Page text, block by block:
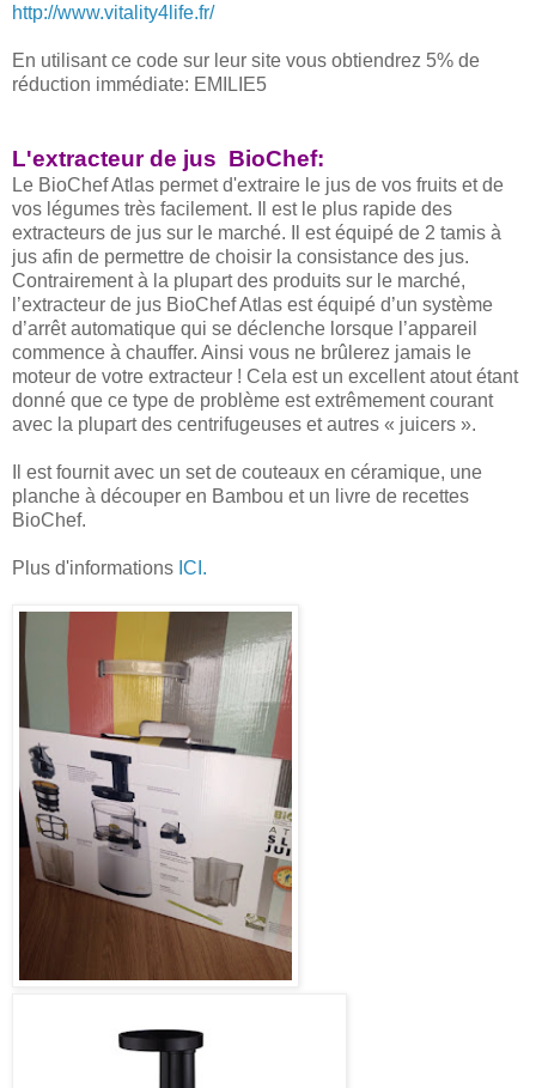
http://www.vitality4life.fr/
En utilisant ce code sur leur site vous obtiendrez 5% de
réduction immédiate: EMILIE5
L'extracteur de jus BioChef:
Le BioChef Atlas permet d'extraire le jus de vos fruits et de
vos légumes très facilement. Il est le plus rapide des
extracteurs de jus sur le marché. Il est équipé de 2 tamis à
jus afin de permettre de choisir la consistance des jus.
Contrairement à la plupart des produits sur le marché,
l’extracteur de jus BioChef Atlas est équipé d’un système
d’arrêt automatique qui se déclenche lorsque l’appareil
commence à chauffer. Ainsi vous ne brûlerez jamais le
moteur de votre extracteur ! Cela est un excellent atout étant
donné que ce type de problème est extrêmement courant
avec la plupart des centrifugeuses et autres « juicers ».
Il est fournit avec un set de couteaux en céramique, une
planche à découper en Bambou et un livre de recettes
BioChef.
Plus d'informations ICI.